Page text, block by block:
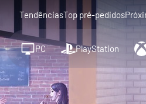
TendênciasTop pré-pedidos
PC PlayStation